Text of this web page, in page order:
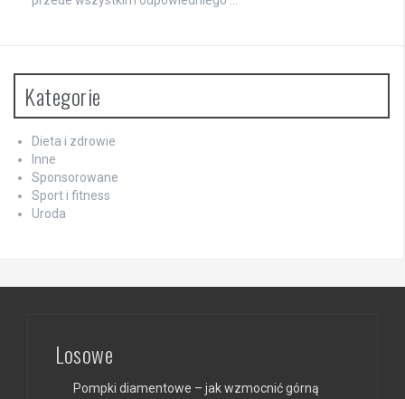
Kategorie
Dieta i zdrowie
Inne
Sponsorowane
Sport i fitness
Uroda
Losowe
Pompki diamentowe – jak wzmocnić górną